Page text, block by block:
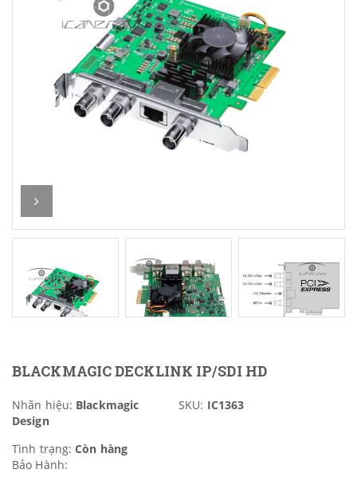
BLACKMAGIC DECKLINK IP/SDI HD
Nhãn hiệu: Blackmagic
Design
SKU: IC1363
Tình trạng: Còn hàng
Bảo Hành: